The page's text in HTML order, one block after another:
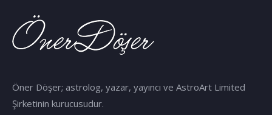
Öner Döşer; astrolog, yazar, yayıncı ve AstroArt Limited
Şirketinin kurucusudur.